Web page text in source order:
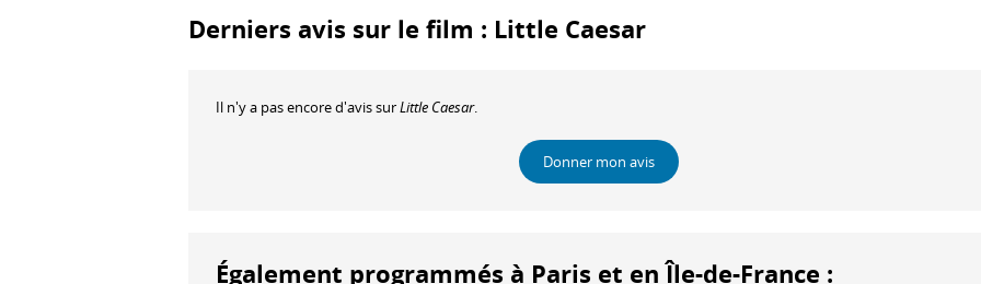
Derniers avis sur le film : Little Caesar
Il n'y a pas encore d'avis surLittle Caesar.
Donner mon avis
Également programmés à Paris et en Île-de-France :